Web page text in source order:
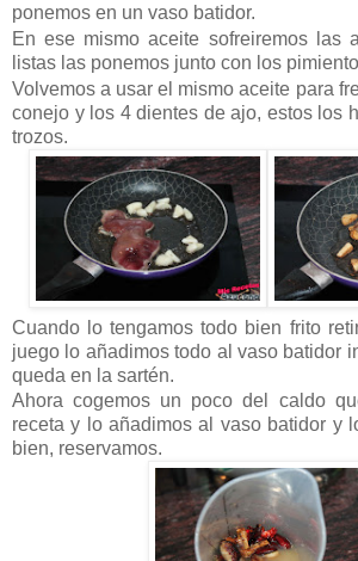
ponemos en un vaso batidor.
En ese mismo aceite sofreiremos las
listas las ponemos junto con los
Volvemos a usar el mismo aceite para
conejo y los 4 dientes de ajo, estos los
trozos.
Cuando lo tengamos todo bien frito
juego lo añadimos todo al vaso batidor
queda en la sartén.
Ahora cogemos un poco del caldo
receta y lo añadimos al vaso batidor y
bien, reservamos.